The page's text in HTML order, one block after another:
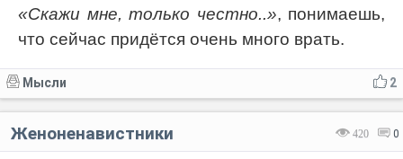
«Скажи мне, только честно..», понимаешь,
что сейчас придётся очень много врать.
2
Мысли
420 0
Женоненавистники